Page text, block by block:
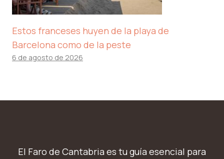
Estos franceses huyen de la playa de
Barcelona como de la peste
6 de agosto de 2026
El Faro de Cantabria es tu guía esencial para